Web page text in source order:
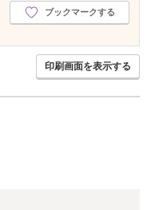
ブックマークする
印刷画面を表示する